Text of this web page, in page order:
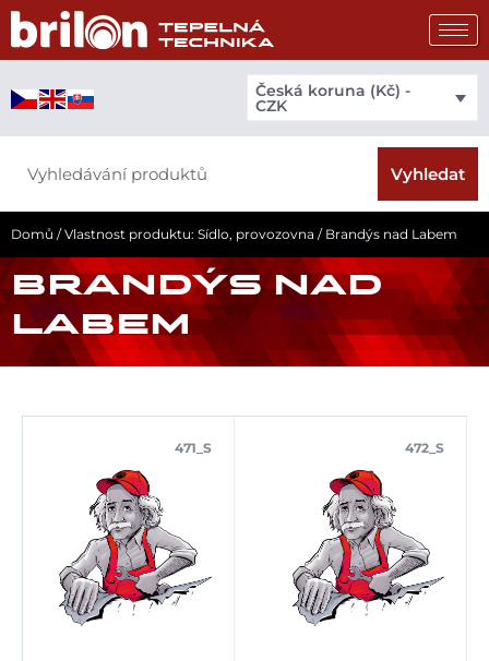
Přeskočit
obsah
Česká koruna (Kč) -
CZK
Vyhledat
Domů / Vlastnost produktu: Sídlo, provozovna / Brandýs nad Labem
BRANDÝS NAD
LABEM
471_S 472_S